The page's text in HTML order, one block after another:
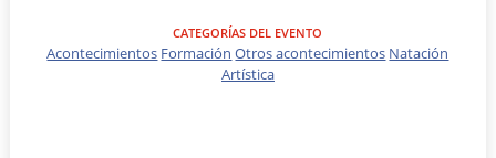
CATEGORÍAS DEL EVENTO
Acontecimientos Formación Otros acontecimientos Natación
Artística